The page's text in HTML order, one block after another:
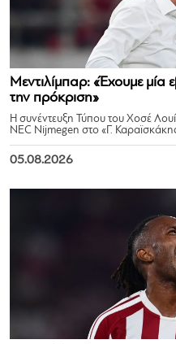
Μεντιλίμπαρ: «Έχουμε
την πρόκριση»
Η συνέντευξη Τύπου του Χοσέ
NEC Nijmegen στο «Γ.
05.08.2026